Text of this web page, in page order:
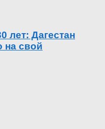
лет: Дагестан
на свой